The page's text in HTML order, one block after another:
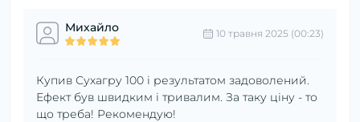
Михайло 10 травня 2025 (00:23)
Купив Сухагру 100 і результатом задоволений.
Ефект був швидким і тривалим. За таку ціну - то
що треба! Рекомендую!